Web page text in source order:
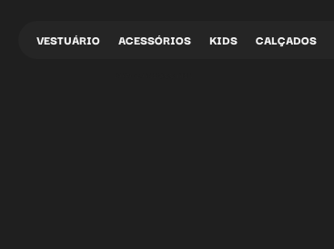
VESTUÁRIO ACESSÓRIOS KIDS CALÇADOS